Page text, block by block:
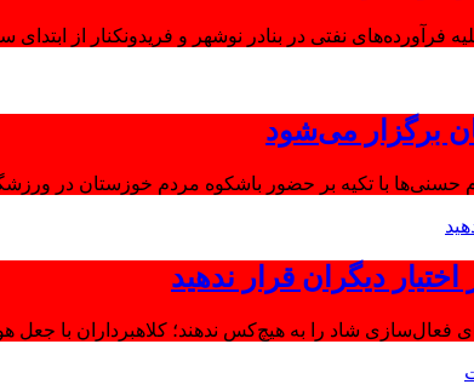
فرآورده‌های نفتی در بنادر نوشهر و فریدونکنار از ابتدای
برگزار می‌شود
حسنی‌ها با تکیه بر حضور باشکوه مردم خوزستان در
دیگران قرار ندهید
فعال‌سازی شاد را به هیچ‌کس ندهند؛ کلاهبرداران با جعل